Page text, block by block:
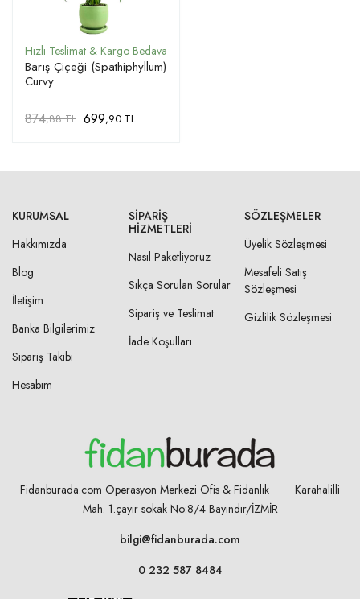
Barış Çiçeği (Spathiphyllum)
Curvy
874,88 TL 699,90 TL
KURUMSAL
Hakkımızda
Blog
İletişim
Banka Bilgilerimiz
Sipariş Takibi
Hesabım
SIPARIŞ
HIZMETLERI
Nasıl Paketliyoruz
Sıkça Sorulan Sorular
Sipariş ve Teslimat
İade Koşulları
SÖZLEŞMELER
Üyelik Sözleşmesi
Mesafeli Satış
Sözleşmesi
Gizlilik Sözleşmesi
Fidanburada.com Operasyon Merkezi Ofis & Fidanlık Karahalilli
Mah. 1.çayır sokak No:8/4 Bayındır/İZMİR
bilgi@fidanburada.com
0 232 587 8484